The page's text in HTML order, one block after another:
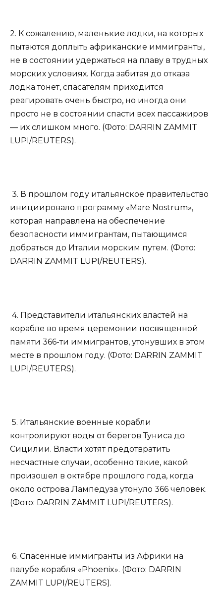
2. К сожалению, маленькие лодки, на которых
пытаются доплыть африканские иммигранты,
не в состоянии удержаться на плаву в трудных
морских условиях. Когда забитая до отказа
лодка тонет, спасателям приходится
реагировать очень быстро, но иногда они
просто не в состоянии спасти всех пассажиров
— их слишком много. (Фото: DARRIN ZAMMIT
LUPI/REUTERS).
3. В прошлом году итальянское правительство
инициировало программу «Mare Nostrum»,
которая направлена ​​на обеспечение
безопасности иммигрантам, пытающимся
добраться до Италии морским путем. (Фото:
DARRIN ZAMMIT LUPI/REUTERS).
4. Представители итальянских властей на
корабле во время церемонии посвященной
памяти 366-ти иммигрантов, утонувших в этом
месте в прошлом году. (Фото: DARRIN ZAMMIT
LUPI/REUTERS).
5. Итальянские военные корабли
контролируют воды от берегов Туниса до
Сицилии. Власти хотят предотвратить
несчастные случаи, особенно такие, какой
произошел в октябре прошлого года, когда
около острова Лампедуза утонуло 366 человек.
(Фото: DARRIN ZAMMIT LUPI/REUTERS).
6. Спасенные иммигранты из Африки на
палубе корабля «Phoenix». (Фото: DARRIN
ZAMMIT LUPI/REUTERS).